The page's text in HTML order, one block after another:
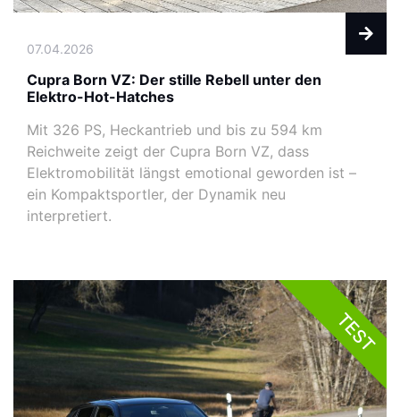
07.04.2026
Cupra Born VZ: Der stille Rebell unter den
Elektro-Hot-Hatches
Mit 326 PS, Heckantrieb und bis zu 594 km
Reichweite zeigt der Cupra Born VZ, dass
Elektromobilität längst emotional geworden ist –
ein Kompaktsportler, der Dynamik neu
interpretiert.
TEST